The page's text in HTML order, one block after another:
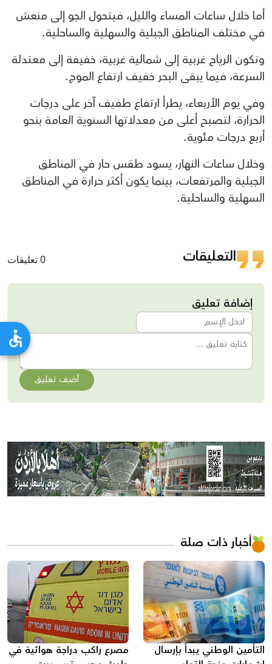
أما خلال ساعات المساء والليل، فيتحول الجو إلى منعش
في مختلف المناطق الجبلية والسهلية والساحلية.
وتكون الرياح غربية إلى شمالية غربية، خفيفة إلى معتدلة
السرعة، فيما يبقى البحر خفيف ارتفاع الموج.
وفي يوم الأربعاء، يطرأ ارتفاع طفيف آخر على درجات
الحرارة، لتصبح أعلى من معدلاتها السنوية العامة بنحو
أربع درجات مئوية.
وخلال ساعات النهار، يسود طقس حار في المناطق
الجبلية والمرتفعات، بينما يكون أكثر حرارة في المناطق
السهلية والساحلية.
التعليقات 0 تعليقات
إضافة تعليق
أضف تعليق
أخبار ذات صلة
التأمين الوطني يبدأ بإرسال
مصرع راكب دراجة هوائية في